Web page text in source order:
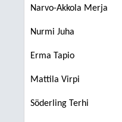
Narvo-Akkola Merja
Nurmi Juha
Erma Tapio
Mattila Virpi
Söderling Terhi